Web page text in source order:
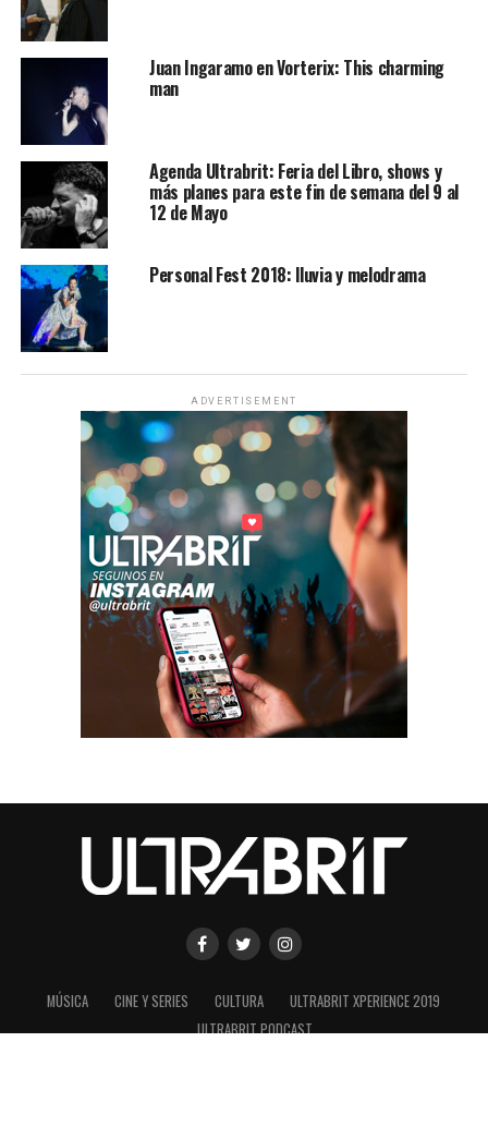
Juan Ingaramo en Vorterix: This charming
man
Agenda Ultrabrit: Feria del Libro, shows y
más planes para este fin de semana del 9 al
12 de Mayo
Personal Fest 2018: lluvia y melodrama
ADVERTISEMENT
MÚSICA CINE Y SERIES CULTURA
ULTRABRIT XPERIENCE 2019
ULTRABRIT PODCAST